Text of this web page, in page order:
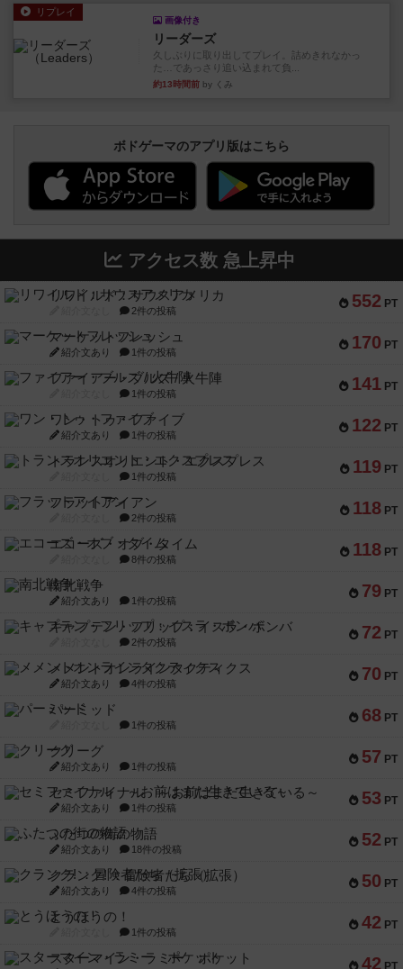
リプレイ
画像付き
リーダーズ
久しぶりに取り出してプレイ。詰めきれなかっ
た…であっさり追い込まれて負...
約13時間前 by くみ
ボドゲーマのアプリ版はこちら
アクセス数 急上昇中
552 PT
リワイルド：サウスアメリカ
2件の投稿
170 PT
マーケットフレッシュ
紹介文あり 1件の投稿
141 PT
ファイアー・ブルズ / 火牛陣
1件の投稿
122 PT
ワン・トゥ・ファイブ
紹介文あり 1件の投稿
119 PT
トランスオリエント・エクスプレス
1件の投稿
118 PT
フラットアイアン
2件の投稿
118 PT
エコーズ・オブ・タイム
8件の投稿
79 PT
南北戦争
紹介文あり 1件の投稿
72 PT
キャプテン・フリップ：イスラ・ボンバ
2件の投稿
70 PT
メメントオンラインタクティクス
紹介文あり 4件の投稿
68 PT
パーミッド
1件の投稿
57 PT
クリーグ
紹介文あり 1件の投稿
53 PT
セミファイナル ～お前はまだ生きている～
紹介文あり 1件の投稿
52 PT
ふたつの街の物語
紹介文あり 18件の投稿
50 PT
クランク! ：冒険者たち（拡張）
紹介文あり 4件の投稿
42 PT
とうほうの！
1件の投稿
42 PT
スターマイン・ラミー ポケット